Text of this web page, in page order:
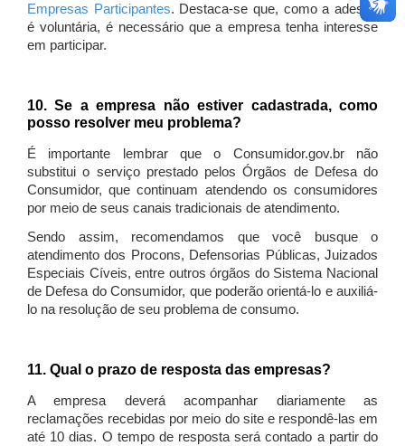
Empresas Participantes. Destaca-se que, como a adesão
é voluntária, é necessário que a empresa tenha interesse
em participar.
10. Se a empresa não estiver cadastrada, como
posso resolver meu problema?
É importante lembrar que o Consumidor.gov.br não
substitui o serviço prestado pelos Órgãos de Defesa do
Consumidor, que continuam atendendo os consumidores
por meio de seus canais tradicionais de atendimento.
Sendo assim, recomendamos que você busque o
atendimento dos Procons, Defensorias Públicas, Juizados
Especiais Cíveis, entre outros órgãos do Sistema Nacional
de Defesa do Consumidor, que poderão orientá-lo e auxiliá-
lo na resolução de seu problema de consumo.
11. Qual o prazo de resposta das empresas?
A empresa deverá acompanhar diariamente as
reclamações recebidas por meio do site e respondê-las em
até 10 dias. O tempo de resposta será contado a partir do